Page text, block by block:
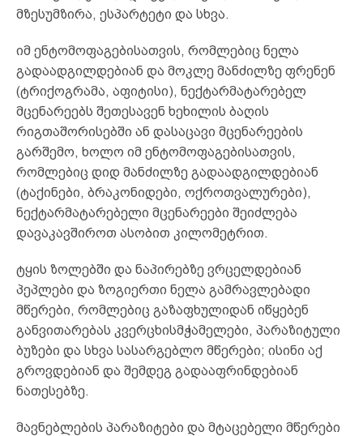
მზესუმზირა, ესპარტეტი და სხვა.
იმ ენტომოფაგებისათვის, რომლებიც ნელა
გადაადგილდებიან და მოკლე მანძილზე ფრენენ
(ტრიქოგრამა, აფიტისი), ნექტარმატარებელ
მცენარეებს შეთესავენ ხეხილის ბაღის
რიგთაშორისებში ან დასაცავი მცენარეების
გარშემო, ხოლო იმ ენტომოფაგებისათვის,
რომლებიც დიდ მანძილზე გადაადგილდებიან
(ტაქინები, ბრაკონიდები, ოქროთვალურები),
ნექტარმატარებელი მცენარეები შეიძლება
დავაკავშიროთ ასობით კილომეტრით.
ტყის ზოლებში და ნაპირებზე ვრცელდებიან
პეპლები და ზოგიერთი ნელა გამრავლებადი
მწერები, რომლებიც გაზაფხულიდან იწყებენ
განვითარებას კვერცხისმჭამელები, პარაზიტული
ბუზები და სხვა სასარგებლო მწერები; ისინი აქ
გროვდებიან და შემდეგ გადააფრინდებიან
ნათესებზე.
მავნებლების პარაზიტები და მტაცებელი მწერები